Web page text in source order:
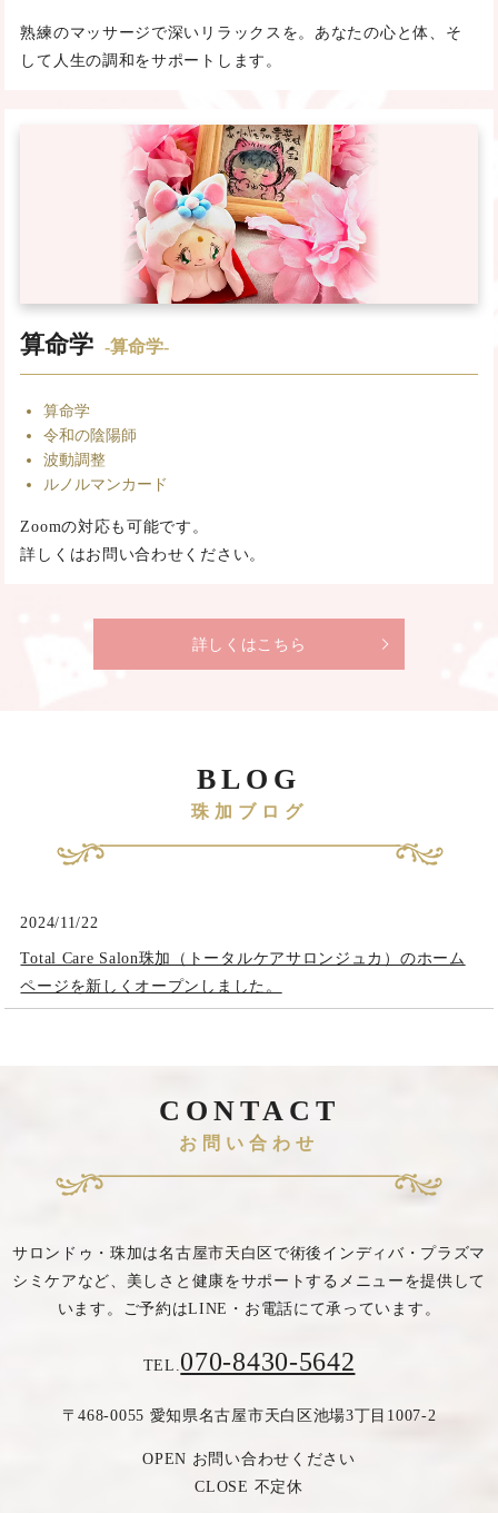
熟練のマッサージで深いリラックスを。あなたの心と体、そ
して人生の調和をサポートします。
算命学 -算命学-
算命学
令和の陰陽師
波動調整
ルノルマンカード
Zoomの対応も可能です。
詳しくはお問い合わせください。
詳しくはこちら
BLOG
珠加ブログ
2024/11/22
Total Care Salon珠加（トータルケアサロンジュカ）のホーム
ページを新しくオープンしました。
CONTACT
お問い合わせ
サロンドゥ・珠加は名古屋市天白区で術後インディバ・プラズマ
シミケアなど、 美しさと健康をサポートするメニューを提供して
います。
ご予約はLINE・お電話にて承っています。
TEL. 070-8430-5642
〒468-0055 愛知県名古屋市天白区池場3丁目1007-2
OPEN お問い合わせください
CLOSE 不定休